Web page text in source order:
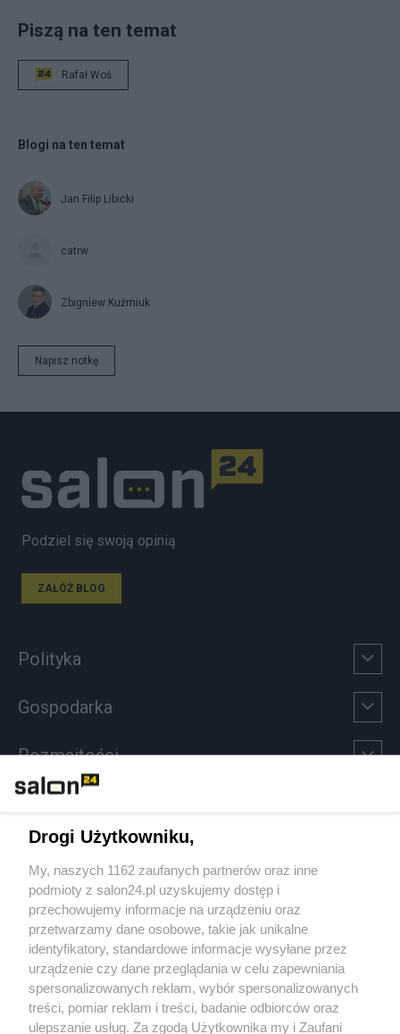
Piszą na ten temat
Rafał Woś
Blogi na ten temat
Jan Filip Libicki
catrw
Zbigniew Kuźmiuk
Napisz notkę
Podziel się swoją opinią
ZAŁÓŻ BLOG
Polityka
Gospodarka
Rozmaitości
Sport
Społeczeństwo
Kultura
Drogi Użytkowniku,
My, naszych 1162 zaufanych partnerów oraz inne
podmioty z salon24.pl uzyskujemy dostęp i
przechowujemy informacje na urządzeniu oraz
przetwarzamy dane osobowe, takie jak unikalne
identyfikatory, standardowe informacje wysyłane przez
urządzenie czy dane przeglądania w celu zapewniania
spersonalizowanych reklam, wybór spersonalizowanych
treści, pomiar reklam i treści, badanie odbiorców oraz
ulepszanie usług. Za zgodą Użytkownika my i Zaufani